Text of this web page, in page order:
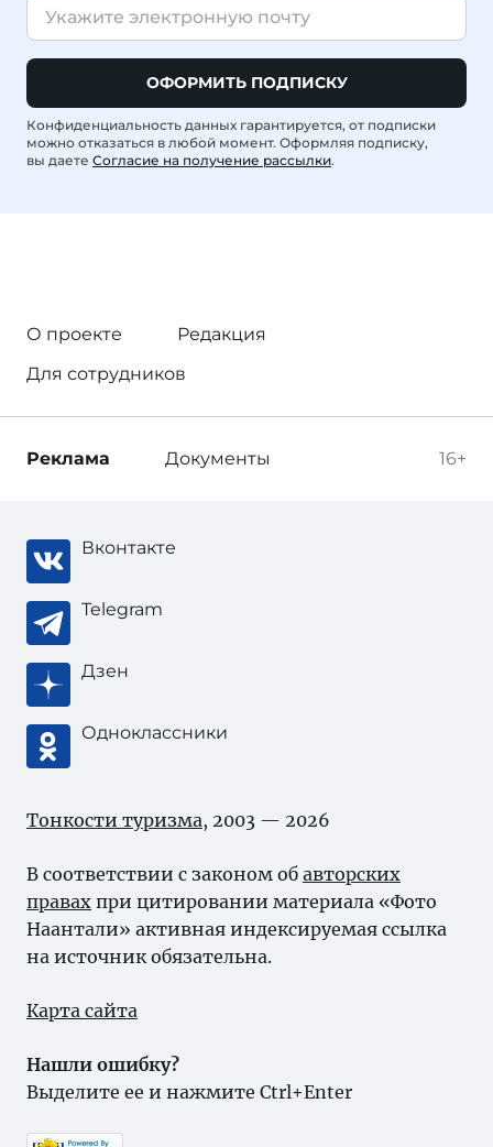
ОФОРМИТЬ ПОДПИСКУ
Конфиденциальность данных гарантируется, от подписки
можно отказаться в любой момент. Оформляя подписку,
вы даете Согласие на получение рассылки.
О проекте
Редакция
Для сотрудников
16+
Реклама Документы
Вконтакте
Telegram
Дзен
Одноклассники
Тонкости туризма, 2003 — 2026
В соответствии с законом об авторских
правах при цитировании материала «Фото
Наантали» активная индексируемая ссылка
на источник обязательна.
Карта сайта
Нашли ошибку?
Выделите ее и нажмите Ctrl+Enter